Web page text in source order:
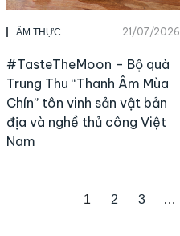
ẨM THỰC 21/07/2026
#TasteTheMoon – Bộ quà
Trung Thu “Thanh Âm Mùa
Chín” tôn vinh sản vật bản
địa và nghề thủ công Việt
Nam
1 2 3 …